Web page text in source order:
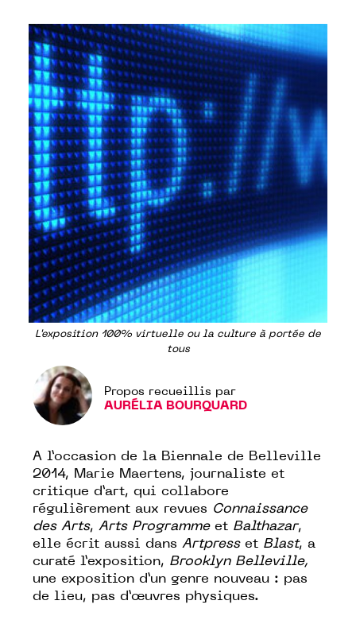
L'exposition 100% virtuelle ou la culture à portée de
tous
Propos recueillis par
AURÉLIA BOURQUARD
A l’occasion de la Biennale de Belleville
2014,
Marie Maertens, journaliste et
critique d’art, qui collabore
régulièrement aux revues Connaissance
des Arts, Arts Programmeet Balthazar,
elle écrit aussi dans Artpresset Blast, a
curaté l’exposition, Brooklyn Belleville,
une exposition d’un genre nouveau : pas
de lieu, pas d’œuvres physiques.